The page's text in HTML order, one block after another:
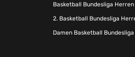
Basketball Bundesliga Herren
2. Basketball Bundesliga
Damen Basketball Bundesliga